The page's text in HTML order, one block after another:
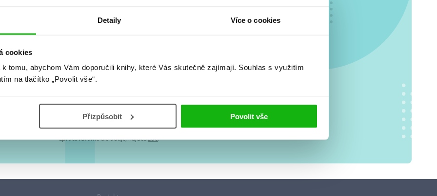
Detaily Více o cookies
cookies
tomu, abychom Vám doporučili knihy, které Vás skutečně zajímají. Souhlas s využitím
na tlačítko „Povolit vše“.
Přizpůsobit Povolit vše
kvízy, soutěže, autoři, filmové a seriálové adaptace a další.
Souhlasím spodmínkami zpracování osobních údajů
adresa je u nás v bezpečí. Přečti si
nakládáme v mezích obecně závazných právních předpisů. Více informací o tom, jak
zpracováváme tvé údaje, najdešzde.